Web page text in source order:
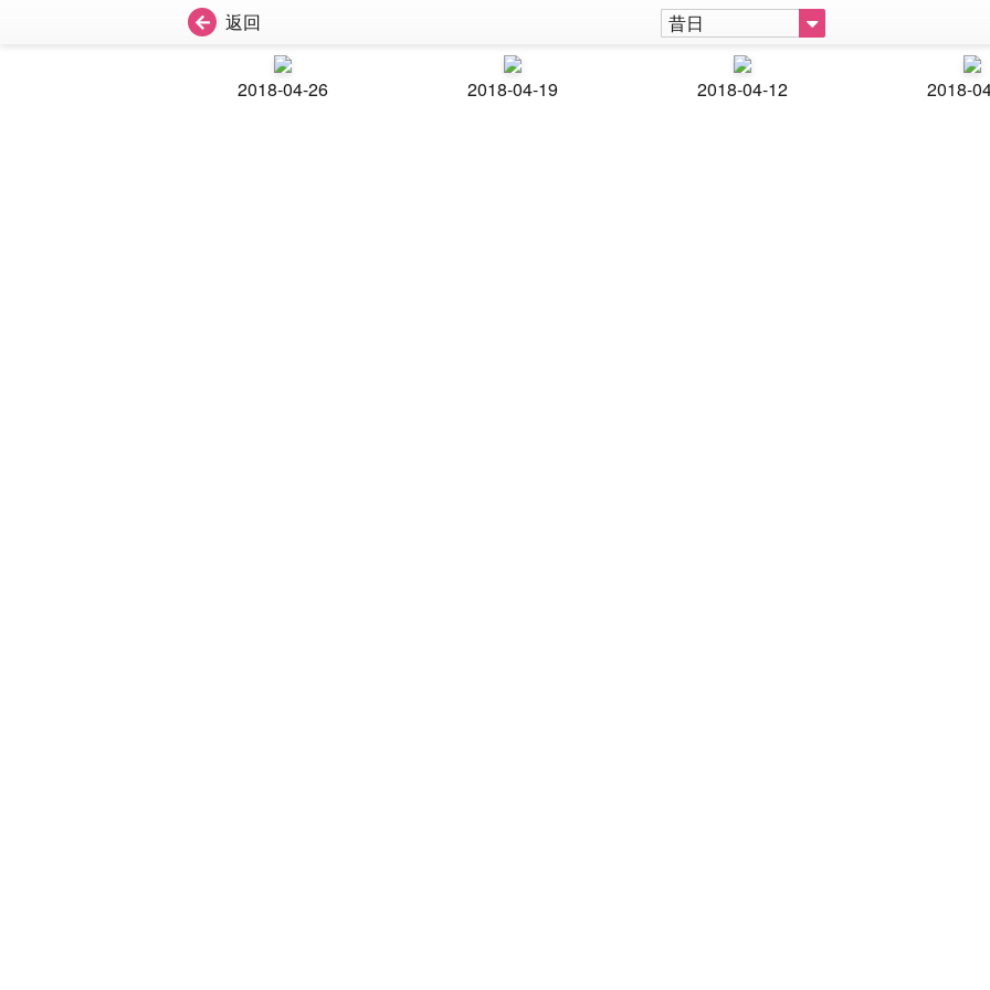
返回 昔日
2018-04-26 2018-04-19 2018-04-12 2018-